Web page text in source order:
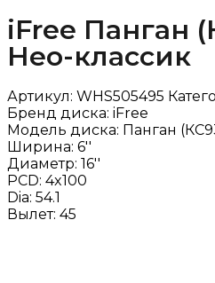
iFree Панган
Нео-классик
Артикул: WHS505495
Бренд диска: iFree
Модель диска: Панган
Ширина: 6''
Диаметр: 16''
PCD: 4x100
Dia: 54.1
Вылет: 45